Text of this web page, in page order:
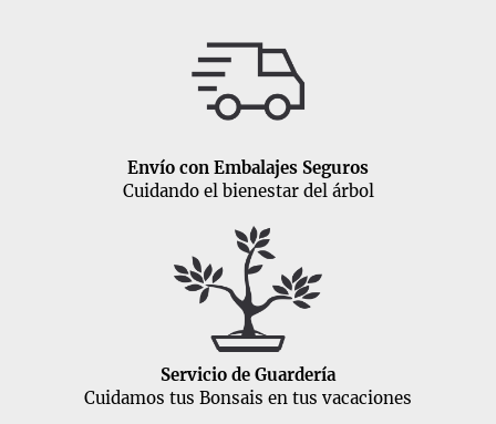
Envío con Embalajes Seguros
Cuidando el bienestar del árbol
Servicio de Guardería
Cuidamos tus Bonsais en tus vacaciones